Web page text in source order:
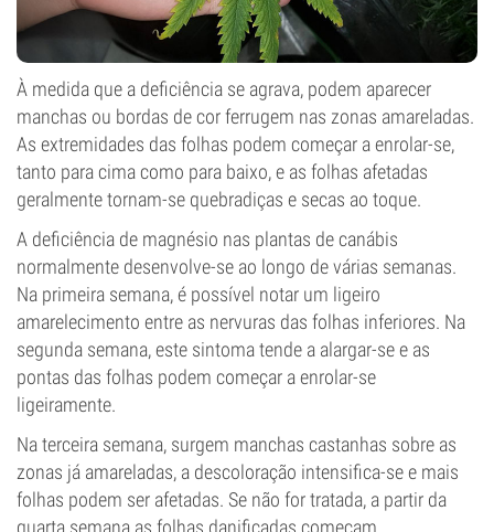
À medida que a deficiência se agrava, podem aparecer
manchas ou bordas de cor ferrugem nas zonas amareladas.
As extremidades das folhas podem começar a enrolar-se,
tanto para cima como para baixo, e as folhas afetadas
geralmente tornam-se quebradiças e secas ao toque.
A deficiência de magnésio nas plantas de canábis
normalmente desenvolve-se ao longo de várias semanas.
Na primeira semana, é possível notar um ligeiro
amarelecimento entre as nervuras das folhas inferiores. Na
segunda semana, este sintoma tende a alargar-se e as
pontas das folhas podem começar a enrolar-se
ligeiramente.
Na terceira semana, surgem manchas castanhas sobre as
zonas já amareladas, a descoloração intensifica-se e mais
folhas podem ser afetadas. Se não for tratada, a partir da
quarta semana as folhas danificadas começam